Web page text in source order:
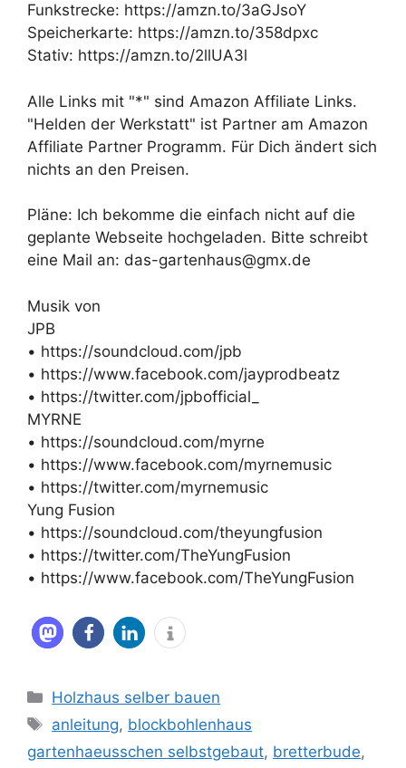
Funkstrecke: https://amzn.to/3aGJsoY
Speicherkarte: https://amzn.to/358dpxc
Stativ: https://amzn.to/2llUA3l
Alle Links mit "*" sind Amazon Affiliate Links.
"Helden der Werkstatt" ist Partner am Amazon
Affiliate Partner Programm. Für Dich ändert sich
nichts an den Preisen.
Pläne: Ich bekomme die einfach nicht auf die
geplante Webseite hochgeladen. Bitte schreibt
eine Mail an: das-gartenhaus@gmx.de
Musik von
JPB
• https://soundcloud.com/jpb
• https://www.facebook.com/jayprodbeatz
• https://twitter.com/jpbofficial_
MYRNE
• https://soundcloud.com/myrne
• https://www.facebook.com/myrnemusic
• https://twitter.com/myrnemusic
Yung Fusion
• https://soundcloud.com/theyungfusion
• https://twitter.com/TheYungFusion
• https://www.facebook.com/TheYungFusion
Kategorien
Holzhaus selber bauen
Schlagwörter
anleitung, blockbohlenhaus
gartenhaeusschen selbstgebaut, bretterbude,